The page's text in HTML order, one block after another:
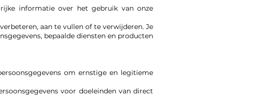
informatie over het gebruik van onze
aan te vullen of te verwijderen. Je
bepaalde diensten en producten
om ernstige en legitieme
voor doeleinden van direct